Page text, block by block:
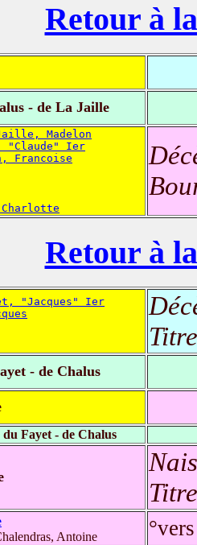
Retour à
- de La Jaille
Madelon
"Claude" Ier
Francoise
Charlotte
Retour à
"Jacques" Ier
- de Chalus
du Fayet - de Chalus
Antoine